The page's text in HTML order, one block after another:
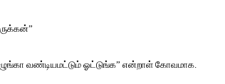
வண்டியமட்டும் ஓட்டுங்க” என்றாள் கோவமாக.